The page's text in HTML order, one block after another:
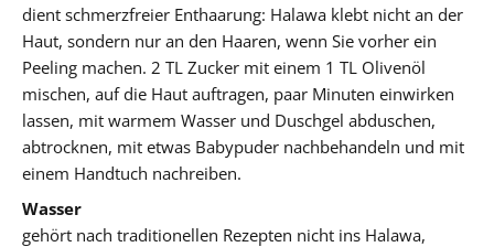
dient schmerzfreier Enthaarung: Halawa klebt nicht an der
Haut, sondern nur an den Haaren, wenn Sie vorher ein
Peeling machen. 2 TL Zucker mit einem 1 TL Olivenöl
mischen, auf die Haut auftragen, paar Minuten einwirken
lassen, mit warmem Wasser und Duschgel abduschen,
abtrocknen, mit etwas Babypuder nachbehandeln und mit
einem Handtuch nachreiben.
Wasser
gehört nach traditionellen Rezepten nicht ins Halawa,